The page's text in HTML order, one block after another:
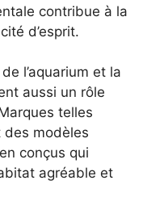
contribue à la
d’esprit.
l’aquarium et la
aussi un rôle
telles
des modèles
conçus qui
agréable et